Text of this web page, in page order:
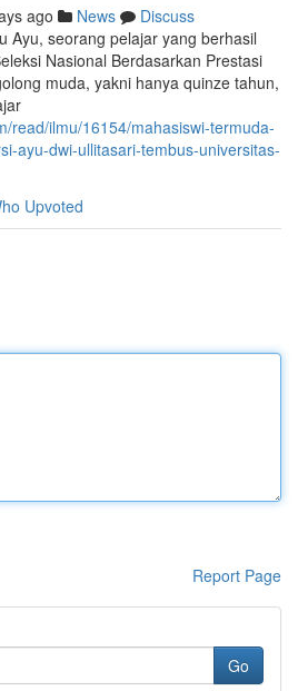
ago News
Discuss
Ayu, seorang pelajar yang berhasil
Nasional Berdasarkan Prestasi
muda, yakni hanya quinze tahun,
read/ilmu/16154/mahasiswi-termuda-
ayu-dwi-ullitasari-tembus-universitas-
Upvoted
Report Page
Go